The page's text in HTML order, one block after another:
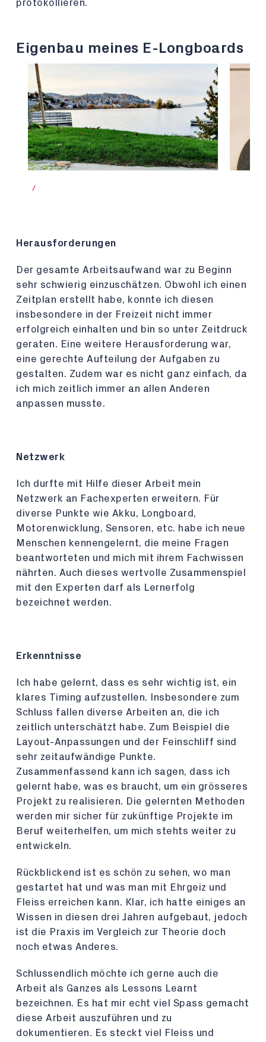
protokollieren.
Eigenbau meines E-Longboards
/
Herausforderungen
Der gesamte Arbeitsaufwand war zu Beginn
sehr schwierig einzuschätzen. Obwohl ich einen
Zeitplan erstellt habe, konnte ich diesen
insbesondere in der Freizeit nicht immer
erfolgreich einhalten und bin so unter Zeitdruck
geraten. Eine weitere Herausforderung war,
eine gerechte Aufteilung der Aufgaben zu
gestalten. Zudem war es nicht ganz einfach, da
ich mich zeitlich immer an allen Anderen
anpassen musste.
Netzwerk
Ich durfte mit Hilfe dieser Arbeit mein
Netzwerk an Fachexperten erweitern. Für
diverse Punkte wie Akku, Longboard,
Motorenwicklung, Sensoren, etc. habe ich neue
Menschen kennengelernt, die meine Fragen
beantworteten und mich mit ihrem Fachwissen
nährten. Auch dieses wertvolle Zusammenspiel
mit den Experten darf als Lernerfolg
bezeichnet werden.
Erkenntnisse
Ich habe gelernt, dass es sehr wichtig ist, ein
klares Timing aufzustellen. Insbesondere zum
Schluss fallen diverse Arbeiten an, die ich
zeitlich unterschätzt habe. Zum Beispiel die
Layout-Anpassungen und der Feinschliff sind
sehr zeitaufwändige Punkte.
Zusammenfassend kann ich sagen, dass ich
gelernt habe, was es braucht, um ein grösseres
Projekt zu realisieren. Die gelernten Methoden
werden mir sicher für zukünftige Projekte im
Beruf weiterhelfen, um mich stehts weiter zu
entwickeln.
Rückblickend ist es schön zu sehen, wo man
gestartet hat und was man mit Ehrgeiz und
Fleiss erreichen kann. Klar, ich hatte einiges an
Wissen in diesen drei Jahren aufgebaut, jedoch
ist die Praxis im Vergleich zur Theorie doch
noch etwas Anderes.
Schlussendlich möchte ich gerne auch die
Arbeit als Ganzes als Lessons Learnt
bezeichnen. Es hat mir echt viel Spass gemacht
diese Arbeit auszuführen und zu
dokumentieren. Es steckt viel Fleiss und